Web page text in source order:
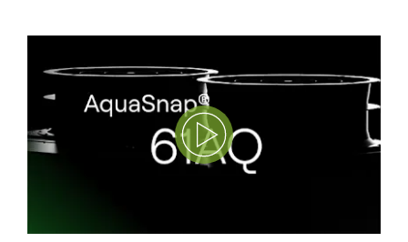
Play Video